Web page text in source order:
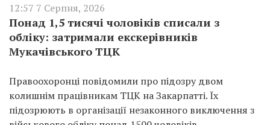
12:57 7 Серпня, 2026
Понад 1,5 тисячі чоловіків списали з
обліку: затримали екскерівників
Мукачівського ТЦК
Правоохоронці повідомили про підозру двом
колишнім працівникам ТЦК на Закарпатті. Їх
підозрюють в організації незаконного виключення з